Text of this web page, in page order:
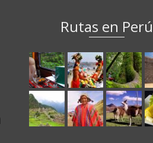
Rutas en Perú